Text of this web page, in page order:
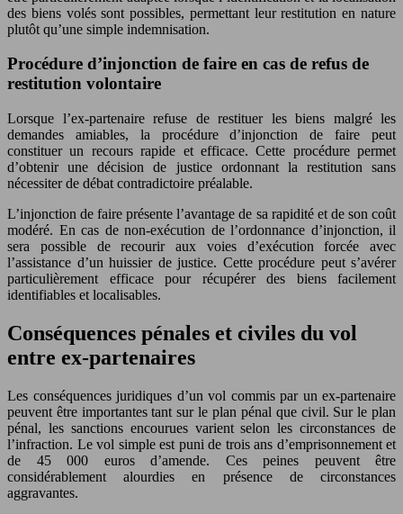
des biens volés sont possibles, permettant leur restitution en nature
plutôt qu’une simple indemnisation.
Procédure d’injonction de faire en cas de refus de
restitution volontaire
Lorsque l’ex-partenaire refuse de restituer les biens malgré les
demandes amiables, la procédure d’injonction de faire peut
constituer un recours rapide et efficace. Cette procédure permet
d’obtenir une décision de justice ordonnant la restitution sans
nécessiter de débat contradictoire préalable.
L’injonction de faire présente l’avantage de sa rapidité et de son coût
modéré. En cas de non-exécution de l’ordonnance d’injonction, il
sera possible de recourir aux voies d’exécution forcée avec
l’assistance d’un huissier de justice. Cette procédure peut s’avérer
particulièrement efficace pour récupérer des biens facilement
identifiables et localisables.
Conséquences pénales et civiles du vol
entre ex-partenaires
Les conséquences juridiques d’un vol commis par un ex-partenaire
peuvent être importantes tant sur le plan pénal que civil. Sur le plan
pénal, les sanctions encourues varient selon les circonstances de
l’infraction. Le vol simple est puni de trois ans d’emprisonnement et
de 45 000 euros d’amende. Ces peines peuvent être
considérablement alourdies en présence de circonstances
aggravantes.